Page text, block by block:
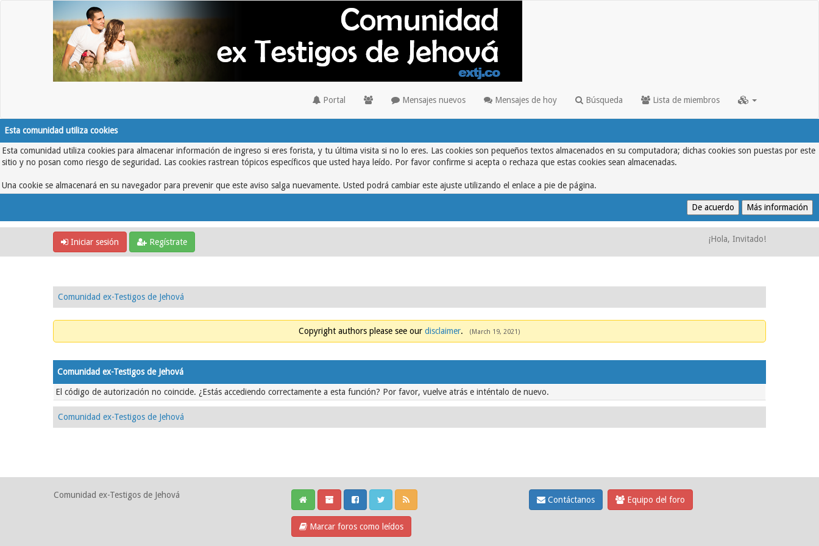
Portal Mensajes nuevos Mensajes de hoy Búsqueda Lista de miembros
Esta comunidad utiliza cookies
Esta comunidad utiliza cookies para almacenar información de ingreso si eres forista, y tu última visita si no lo eres. Las cookies son pequeños textos almacenados en su computadora; dichas cookies son puestas por este
sitio y no posan como riesgo de seguridad. Las cookies rastrean tópicos específicos que usted haya leído. Por favor confirme si acepta o rechaza que estas cookies sean almacenadas.
Una cookie se almacenará en su navegador para prevenir que este aviso salga nuevamente. Usted podrá cambiar este ajuste utilizando el enlace a pie de página.
Iniciar sesión Regístrate ¡Hola, Invitado!
Comunidad ex-Testigos de Jehová
Copyright authors please see our disclaimer. (March 19, 2021)
Comunidad ex-Testigos de Jehová
El código de autorización no coincide. ¿Estás accediendo correctamente a esta función? Por favor, vuelve atrás e inténtalo de nuevo.
Comunidad ex-Testigos de Jehová
Comunidad ex-Testigos de Jehová
Marcar foros como leídos
Contáctanos Equipo del foro